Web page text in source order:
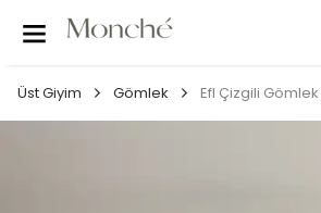
Üst Giyim Gömlek Efl Çizgili Gömlek